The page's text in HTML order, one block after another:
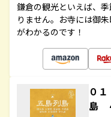
鎌倉の観光といえば、
りません。お寺には御
がわかるのです！
０
島